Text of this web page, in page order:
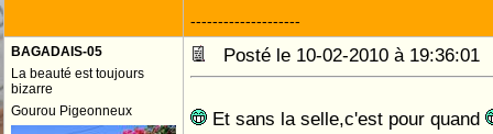
--------------------
BAGADAIS-05
La beauté est toujours
bizarre
Gourou Pigeonneux
Posté le 10-02-2010 à
Et sans la selle,c'est pour quand